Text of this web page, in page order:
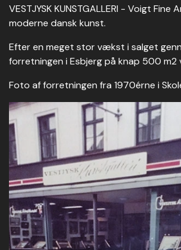
VESTJYSK KUNSTGALLERI - Voigt
moderne dansk kunst.
Efter en meget stor vækst i salget
forretningen i Esbjerg på knap 500
Foto af forretningen fra 1970érne i